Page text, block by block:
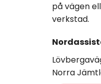
på vägen
verkstad.
Norra